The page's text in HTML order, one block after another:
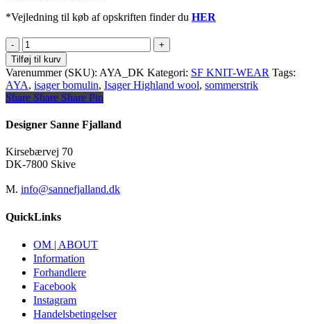
*Vejledning til køb af opskriften finder du HER
AYA
bluse
antal
Tilføj til kurv
Varenummer (SKU): AYA_DK Kategori: SF KNIT-WEAR Tags:
AYA, isager bomulin, Isager Highland wool, sommerstrik
Share
Share Share Share Pin
Designer Sanne Fjalland
Kirsebærvej 70
DK-7800 Skive
M. info@sannefjalland.dk
QuickLinks
OM | ABOUT
Information
Forhandlere
Facebook
Instagram
Handelsbetingelser